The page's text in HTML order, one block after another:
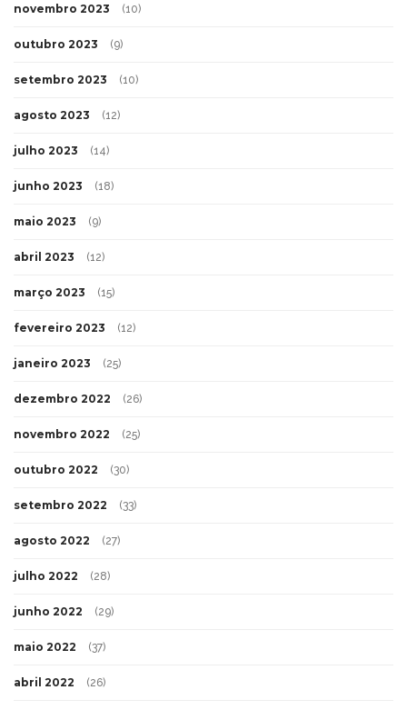
novembro 2023 (10)
outubro 2023 (9)
setembro 2023 (10)
agosto 2023 (12)
julho 2023 (14)
junho 2023 (18)
maio 2023 (9)
abril 2023 (12)
março 2023 (15)
fevereiro 2023 (12)
janeiro 2023 (25)
dezembro 2022 (26)
novembro 2022 (25)
outubro 2022 (30)
setembro 2022 (33)
agosto 2022 (27)
julho 2022 (28)
junho 2022 (29)
maio 2022 (37)
abril 2022 (26)